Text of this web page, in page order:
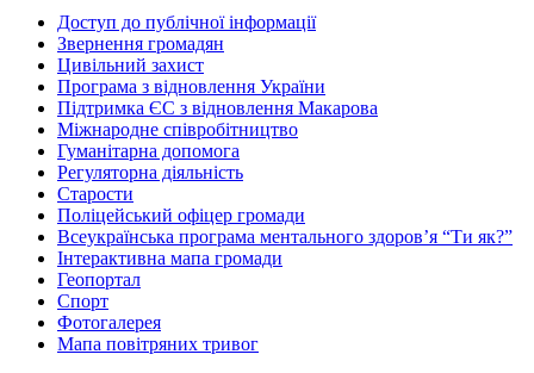
Доступ до публічної інформації
Звернення громадян
Цивільний захист
Програма з відновлення України
Підтримка ЄС з відновлення Макарова
Міжнародне співробітництво
Гуманітарна допомога
Регуляторна діяльність
Старости
Поліцейський офіцер громади
Всеукраїнська програма ментального здоров’я “Ти як?”
Інтерактивна мапа громади
Геопортал
Спорт
Фотогалерея
Мапа повітряних тривог